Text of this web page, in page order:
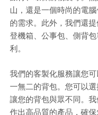
山，還是一個時尚的電
的需求。此外，我們還
登機箱、公事包、側背
利。
我們的客製化服務讓您
一無二的背包。您可以
讓您的背包與眾不同。
作出高品質的產品，確保